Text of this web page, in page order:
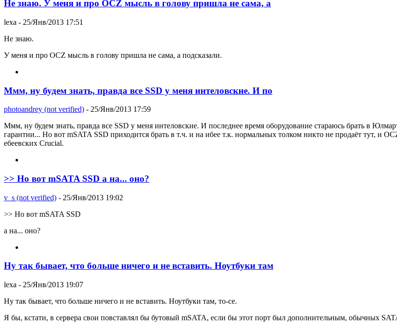
Не знаю. У меня и про OCZ мысль в голову пришла не сама, а
lexa - 25/Янв/2013 17:51
Не знаю.
У меня и про OCZ мысль в голову пришла не сама, а подсказали.
Ммм, ну будем знать, правда все SSD у меня интеловские. И по
photoandrey (not verified) - 25/Янв/2013 17:59
Ммм, ну будем знать, правда все SSD у меня интеловские. И последнее время оборудование стараюсь брать в
гарантии... Но вот mSATA SSD приходится брать в т.ч. и на ибее т.к. нормальных толком никто не продаёт тут, и
ебеевских Crucial.
>> Но вот mSATA SSD а на... оно?
v_s (not verified) - 25/Янв/2013 19:02
>> Но вот mSATA SSD
а на... оно?
Ну так бывает, что больше ничего и не вставить. Ноутбуки там
lexa - 25/Янв/2013 19:07
Ну так бывает, что больше ничего и не вставить. Ноутбуки там, то-се.
Я бы, кстати, в сервера свои повставлял бы бутовый mSATA, если бы этот порт был дополнительным, обычных